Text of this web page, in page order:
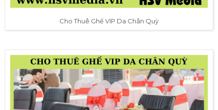
Cho Thuê Ghế VIP Da Chân Quỳ